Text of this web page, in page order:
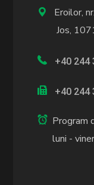
Eroilor,
Jos,
+40 244
+40 244
Program
luni -